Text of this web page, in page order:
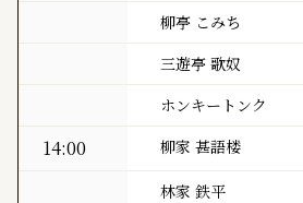
柳亭 こみち
三遊亭 歌奴
ホンキートンク
14:00 柳家 甚語楼
林家 鉄平